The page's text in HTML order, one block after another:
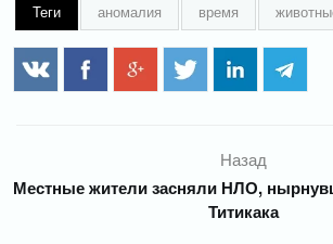
Теги аномалия время
Назад
Местные жители засняли НЛО,
Титикака